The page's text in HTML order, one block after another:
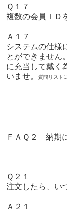
Ｑ１７
複数の会員ＩＤ
Ａ１７
システムの仕様
とができません
に充当して戴く
いませ。質問リスト
ＦＡＱ２ 納期
Ｑ２１
注文したら、い
Ａ２１